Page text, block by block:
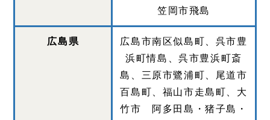
笠岡市飛島
広島県
広島市南区似島町、呉市豊
浜町情島、呉市豊浜町斎
島、三原市鷺浦町、尾道市
百島町、福山市走島町、大
竹市 阿多田島・猪子島・